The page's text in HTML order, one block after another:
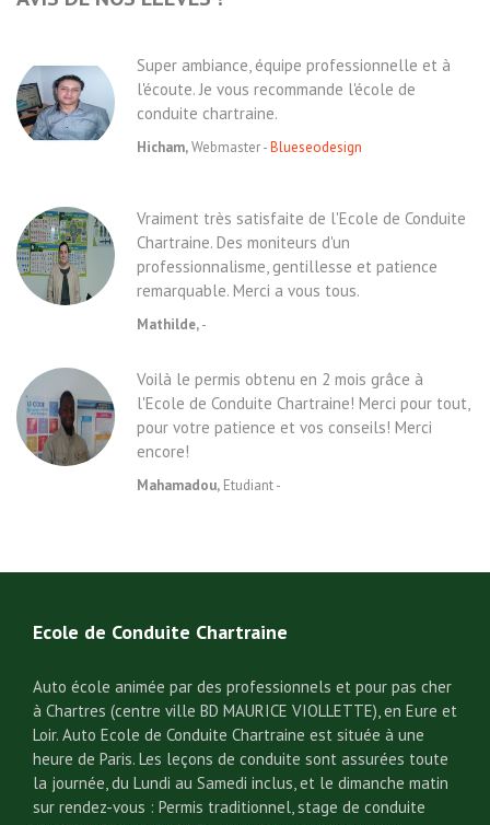
Super ambiance, équipe professionnelle et à
l'écoute. Je vous recommande l'école de
conduite chartraine.
Hicham,Webmaster -Blueseodesign
Vraiment très satisfaite de l'Ecole de Conduite
Chartraine. Des moniteurs d'un
professionnalisme, gentillesse et patience
remarquable. Merci a vous tous.
Mathilde,-
Voilà le permis obtenu en 2 mois grâce à
l'Ecole de Conduite Chartraine! Merci pour tout,
pour votre patience et vos conseils! Merci
encore!
Mahamadou, Etudiant -
Ecole de Conduite Chartraine
Auto école animée par des professionnels et pour pas cher
à Chartres (centre ville BD MAURICE VIOLLETTE), en Eure et
Loir. Auto Ecole de Conduite Chartraine est située à une
heure de Paris. Les leçons de conduite sont assurées toute
la journée, du Lundi au Samedi inclus, et le dimanche matin
sur rendez-vous : Permis traditionnel, stage de conduite